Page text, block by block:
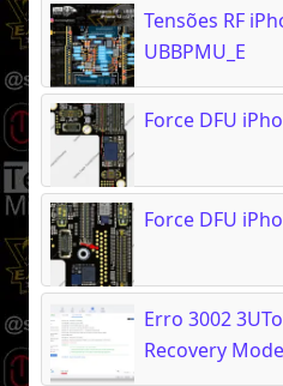
Tensões RF
UBBPMU_E
Force DFU
Force DFU
Erro 3002
Recovery